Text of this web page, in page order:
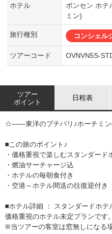
ホテル
ボンセン ホテ
ミン)
旅行種別 コンシェル
ツアーコード OVNVN5S-
ツアー
ポイント
日程表
☆――東洋のプチパリ♪ホーチミ
■この旅のポイント♪
・価格重視で楽しむスタンダード
・燃油サーチャージ込
・ホテルの毎朝食付き
・空港～ホテル間送の往復迎付き
■ホテル詳細 ： スタンダードホテ
価格重視のホテル未定プランです。
※当ツアーの客室は窓無しになる